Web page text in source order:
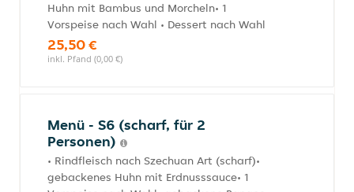
Huhn mit Bambus und Morcheln• 1
Vorspeise nach Wahl • Dessert nach Wahl
25,50 €
inkl. Pfand (0,00 €)
Menü - S6 (scharf, für 2
Personen)
• Rindfleisch nach Szechuan Art (scharf)•
gebackenes Huhn mit Erdnusssauce• 1